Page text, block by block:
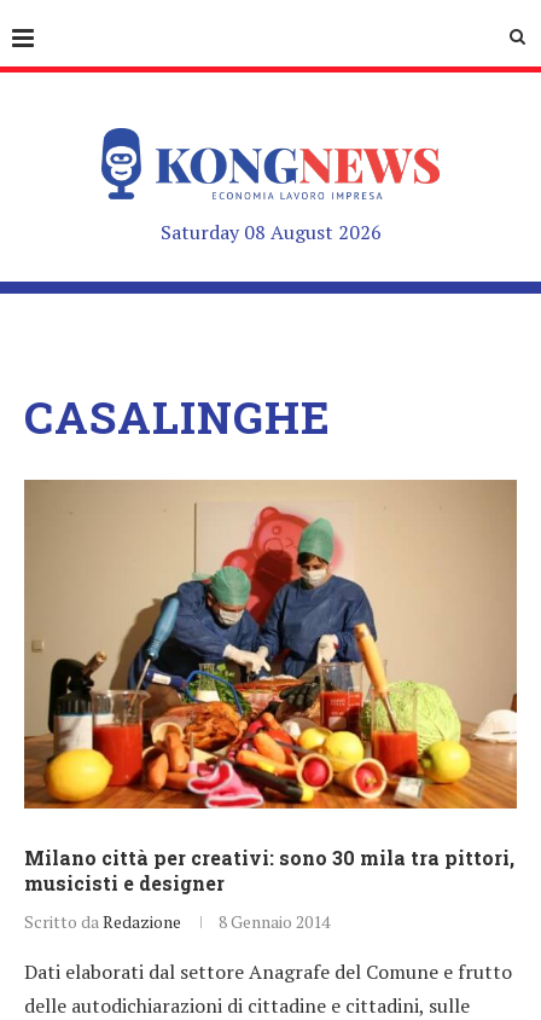
Saturday 08 August 2026
CASALINGHE
Milano città per creativi: sono 30 mila tra pittori,
musicisti e designer
Scritto da Redazione 8 Gennaio 2014
Dati elaborati dal settore Anagrafe del Comune e frutto
delle autodichiarazioni di cittadine e cittadini, sulle